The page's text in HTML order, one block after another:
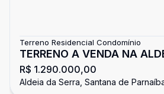
Terreno Residencial Condomínio
TERRENO A VENDA NA
SERRA
R$ 1.290.000,00
Aldeia da Serra, Santana de